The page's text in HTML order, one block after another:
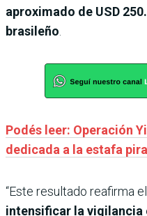
aproximado de USD
brasileño
Podés leer: Operación
dedicada a la estafa
“Este resultado reafirma el
intensificar la vigilancia